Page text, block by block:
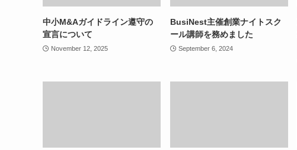
中小M&Aガイドライン遵守の
宣言について
November 12, 2025
BusiNest主催創業ナイトスク
ール講師を務めました
September 6, 2024